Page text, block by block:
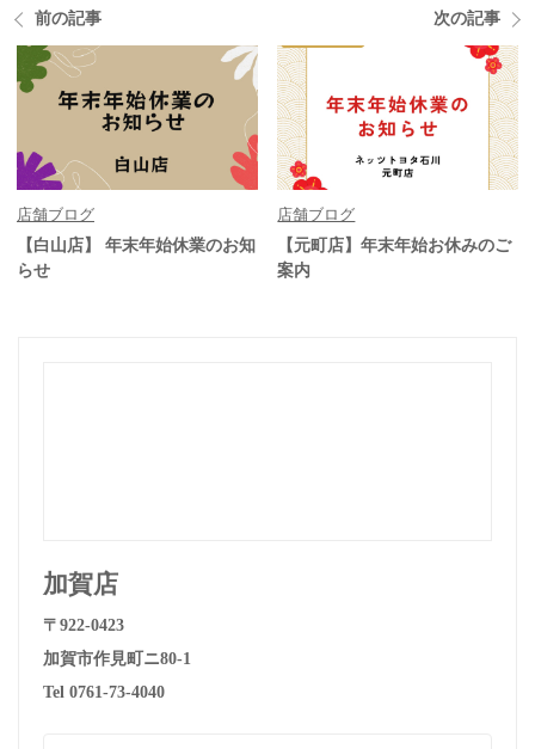
前の記事
店舗ブログ
【白山店】 年末年始休業のお知
らせ
次の記事
店舗ブログ
【元町店】年末年始お休みのご
案内
加賀店
〒922-0423
加賀市作見町ニ80-1
Tel 0761-73-4040